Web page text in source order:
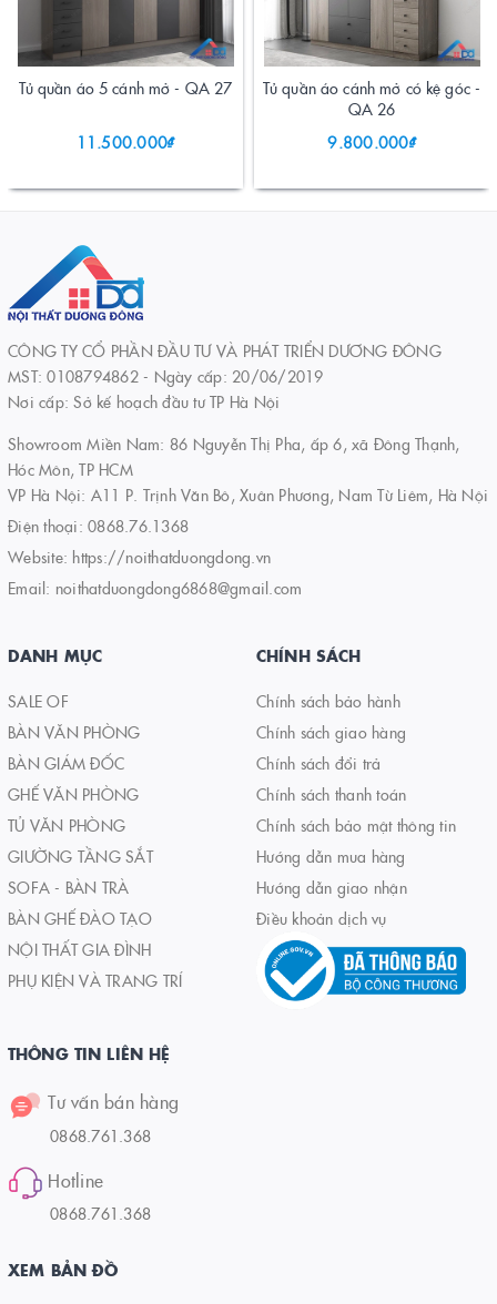
Tủ quần áo 5 cánh mở - QA 27
11.500.000₫
Tủ quần áo cánh mở có kệ góc -
QA 26
9.800.000₫
CÔNG TY CỔ PHẦN ĐẦU TƯ VÀ PHÁT TRIỂN DƯƠNG ĐÔNG
MST: 0108794862 - Ngày cấp: 20/06/2019
Nơi cấp: Sở kế hoạch đầu tư TP Hà Nội
Showroom Miền Nam: 86 Nguyễn Thị Pha, ấp 6, xã Đông Thạnh,
Hóc Môn, TP HCM
VP Hà Nội: A11 P. Trịnh Văn Bô, Xuân Phương, Nam Từ Liêm, Hà Nội
Điện thoại: 0868.76.1368
Website: https://noithatduongdong.vn
Email: noithatduongdong6868@gmail.com
DANH MỤC
SALE OF
BÀN VĂN PHÒNG
BÀN GIÁM ĐỐC
GHẾ VĂN PHÒNG
TỦ VĂN PHÒNG
GIƯỜNG TẦNG SẮT
SOFA - BÀN TRÀ
BÀN GHẾ ĐÀO TẠO
NỘI THẤT GIA ĐÌNH
PHỤ KIỆN VÀ TRANG TRÍ
CHÍNH SÁCH
Chính sách bảo hành
Chính sách giao hàng
Chính sách đổi trả
Chính sách thanh toán
Chính sách bảo mật thông tin
Hướng dẫn mua hàng
Hướng dẫn giao nhận
Điều khoản dịch vụ
THÔNG TIN LIÊN HỆ
Tư vấn bán hàng
0868.761.368
Hotline
0868.761.368
XEM BẢN ĐỒ